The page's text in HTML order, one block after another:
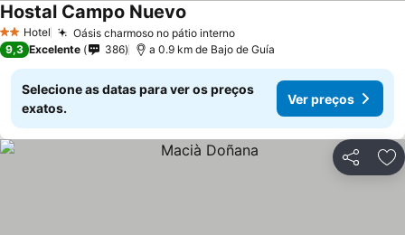
2 Estrelas
Hotel Oásis charmoso no pátio interno
Hostal Campo Nuevo
9,3 Excelente 386 a 0.9 km de Bajo de Guía
Selecione as datas para ver os preços
exatos.
Ver preços
Partilhar